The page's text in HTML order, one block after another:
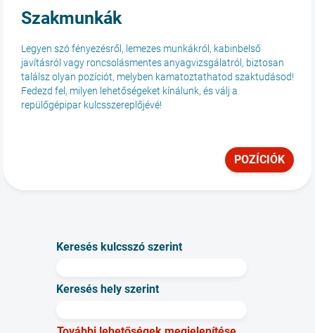
Szakmunkák
Legyen szó fényezésről, lemezes munkákról, kabinbelső
javításról vagy roncsolásmentes anyagvizsgálatról, biztosan
találsz olyan pozíciót, melyben kamatoztathatod szaktudásod!
Fedezd fel, milyen lehetőségeket kínálunk, és válj a
repülőgépipar kulcsszereplőjévé!
POZÍCIÓK
Keresés kulcsszó szerint
Keresés hely szerint